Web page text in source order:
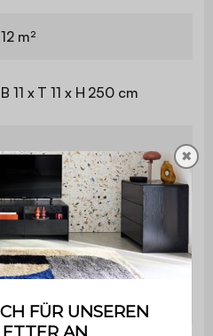
12 m²
B 11 x T 11 x H 250 cm
1,4 / 1,5 mm
L 294 x P 17 x H 3 cm
✖